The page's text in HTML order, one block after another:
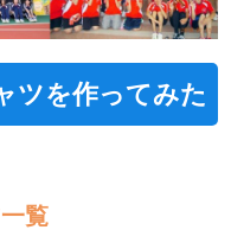
ツを作ってみた
覧